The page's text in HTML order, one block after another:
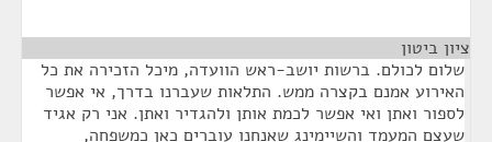
ציון ביטון
שלום לכולם. ברשות יושב-ראש הוועדה, מיכל הזכירה את כל
האירוע אמנם בקצרה ממש. התלאות שעברנו בדרך, אי אפשר
לספור ואתן ואי אפשר לכמת אותן ולהגדיר ואתן. אני רק אגיד
שעצם המעמד והשיימינג שאנחנו עוברים כאן כמשפחה,